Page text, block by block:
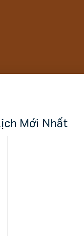
Mới Nhất